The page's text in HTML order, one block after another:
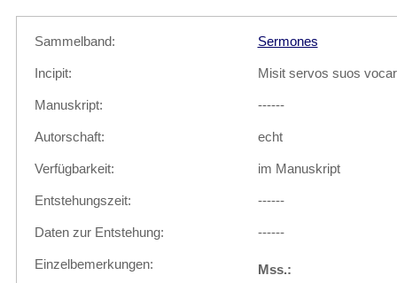
Sammelband: Sermones
Incipit: Misit servos suos
Manuskript: ------
Autorschaft: echt
Verfügbarkeit: im Manuskript
Entstehungszeit: ------
Daten zur Entstehung: ------
Einzelbemerkungen:
Mss.: